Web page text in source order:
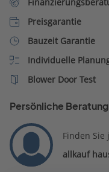
Preisgarantie
Bauzeit Garantie
Individuelle
Blower Door Test
Persönliche
Finden
allkauf